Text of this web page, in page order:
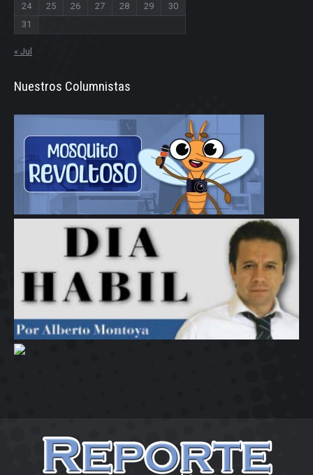
24
25 26 27 28 29
30
31
« Jul
Nuestros Columnistas